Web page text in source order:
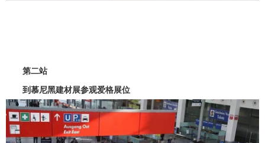
第二站
到慕尼黑建材展参观爱格展位